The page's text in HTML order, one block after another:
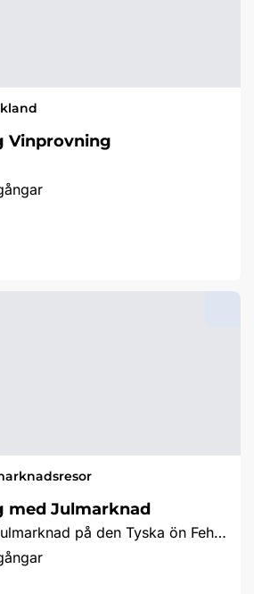
Vinprovning
med Julmarknad
Gränshandel och julmarknad på den Tyska ön Fehmarn